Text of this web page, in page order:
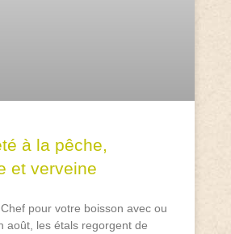
à la pêche,
et verveine
pour votre boisson avec ou
août, les étals regorgent de